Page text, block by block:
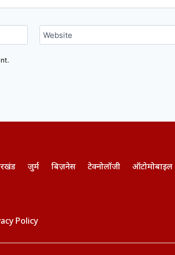
Website
जुर्म बिज़नेस टेक्नोलॉजी ऑटोमोबाइल
Policy